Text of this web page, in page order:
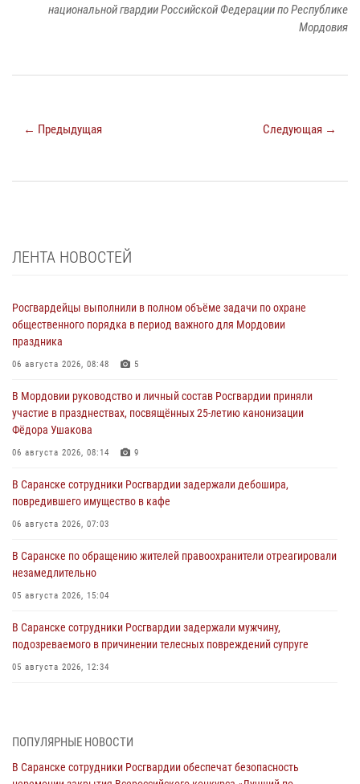
национальной гвардии Российской Федерации по Республике
Мордовия
← Предыдущая Следующая →
ЛЕНТА НОВОСТЕЙ
Росгвардейцы выполнили в полном объёме задачи по охране
общественного порядка в период важного для Мордовии
праздника
06 августа 2026, 08:48 5
В Мордовии руководство и личный состав Росгвардии приняли
участие в празднествах, посвящённых 25-летию канонизации
Фёдора Ушакова
06 августа 2026, 08:14 9
В Саранске сотрудники Росгвардии задержали дебошира,
повредившего имущество в кафе
06 августа 2026, 07:03
В Саранске по обращению жителей правоохранители отреагировали
незамедлительно
05 августа 2026, 15:04
В Саранске сотрудники Росгвардии задержали мужчину,
подозреваемого в причинении телесных повреждений супруге
05 августа 2026, 12:34
05 августа 2026, 09:04 4
Помощь из Мордовии защитникам Отечества: центр лицензионно-
ПОПУЛЯРНЫЕ НОВОСТИ
В Саранске сотрудники Росгвардии обеспечат безопасность